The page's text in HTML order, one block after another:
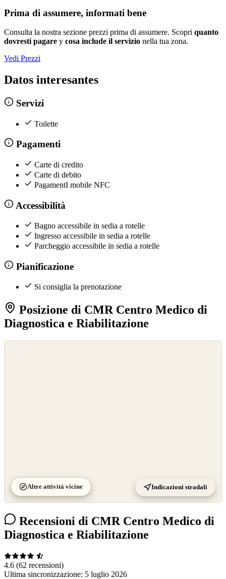
Prima di assumere, informati bene
Consulta la nostra sezione prezzi prima di assumere. Scopri quanto
dovresti pagare y cosa include il servizio nella tua zona.
Vedi Prezzi
Datos interesantes
Servizi
Toilette
Pagamenti
Carte di credito
Carte di debito
PagamentI mobile NFC
Accessibilità
Bagno accessibile in sedia a rotelle
Ingresso accessibile in sedia a rotelle
Parcheggio accessibile in sedia a rotelle
Pianificazione
Si consiglia la prenotazione
Posizione di CMR Centro Medico di
Diagnostica e Riabilitazione
Altre attività vicine Indicazioni stradali
Recensioni di CMR Centro Medico di
Diagnostica e Riabilitazione
4.6 (62 recensioni)
Ultima sincronizzazione: 5 luglio 2026